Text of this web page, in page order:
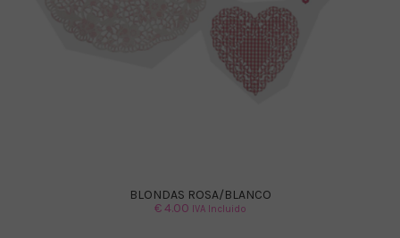
BLONDAS ROSA/BLANCO
€4.00 IVA Incluido